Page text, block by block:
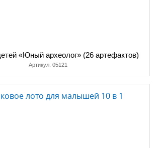
«Юный археолог» (26 артефактов)
Артикул: 05121